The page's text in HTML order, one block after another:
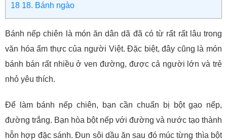
18 18. Bánh ngào
Bánh nếp chiên là món ăn dân dã đã có từ rất rất lâu trong
văn hóa ẩm thực của người Việt. Đặc biệt, đây cũng là món
bánh bán rất nhiều ở ven đường, được cả người lớn và trẻ
nhỏ yêu thích.
Để làm bánh nếp chiên, bạn cần chuẩn bị bột gạo nếp,
đường trắng. Bạn hòa bột nếp với đường và nước tạo thành
hỗn hợp đặc sánh. Đun sôi dầu ăn sau đó múc từng thìa bột